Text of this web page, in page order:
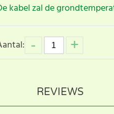
kabel zal de
REVIEWS